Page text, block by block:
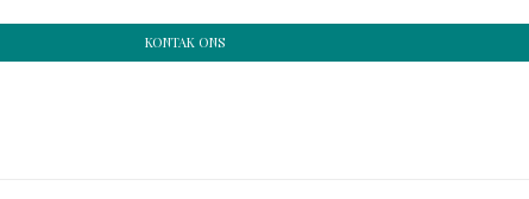
KONTAK ONS